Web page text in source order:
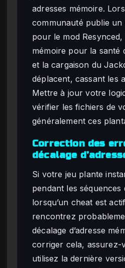
adresses mémoire.
communauté publie
pour le mod Resynced,
mémoire pour la santé
et la cargaison du
déplacent, cassant les
Mettre à jour votre
vérifier les fichiers de
généralement ces
Correction des
décalage
Si votre jeu plante
pendant les séquences
lorsqu’un cheat est
rencontrez
décalage d’adresse
corriger cela, assurez-
utilisez la dernière